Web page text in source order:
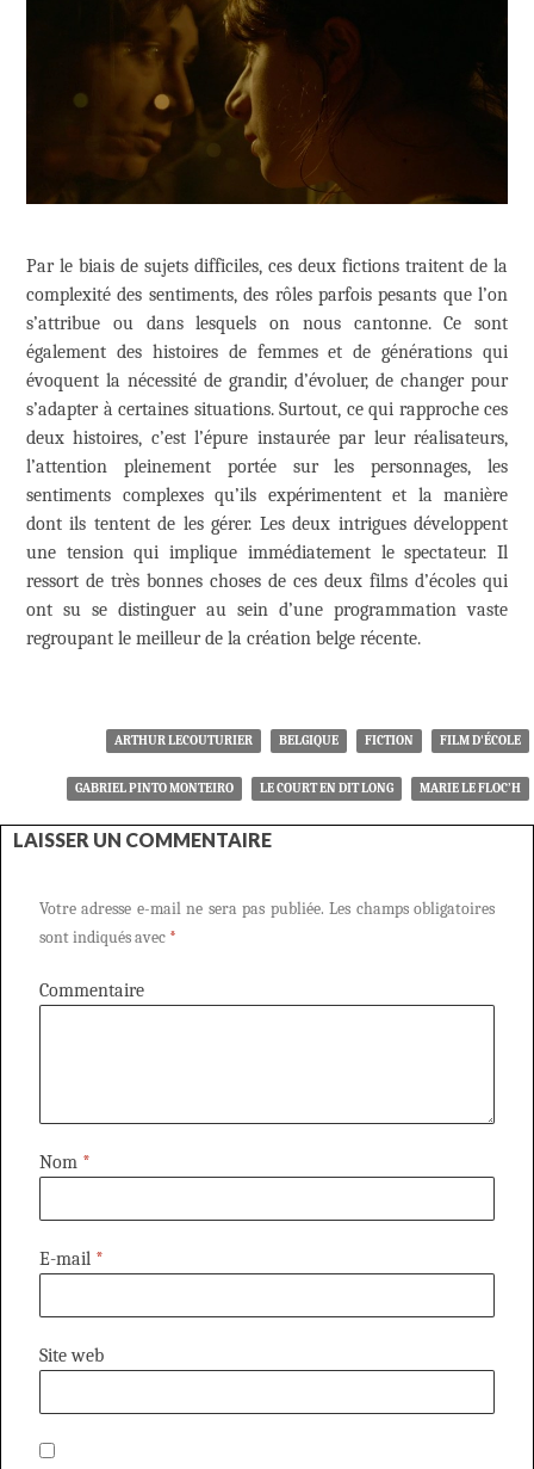
Par le biais de sujets difficiles, ces deux fictions traitent de la
complexité des sentiments, des rôles parfois pesants que l’on
s’attribue ou dans lesquels on nous cantonne. Ce sont
également des histoires de femmes et de générations qui
évoquent la nécessité de grandir, d’évoluer, de changer pour
s’adapter à certaines situations. Surtout, ce qui rapproche ces
deux histoires, c’est l’épure instaurée par leur réalisateurs,
l’attention pleinement portée sur les personnages, les
sentiments complexes qu’ils expérimentent et la manière
dont ils tentent de les gérer. Les deux intrigues développent
une tension qui implique immédiatement le spectateur. Il
ressort de très bonnes choses de ces deux films d’écoles qui
ont su se distinguer au sein d’une programmation vaste
regroupant le meilleur de la création belge récente.
ARTHUR LECOUTURIER BELGIQUE FICTION FILM D'ÉCOLE
GABRIEL PINTO MONTEIRO LE COURT EN DIT LONG MARIE LE FLOC’H
LAISSER UN COMMENTAIRE
Votre adresse e-mail ne sera pas publiée. Les champs obligatoires
sont indiqués avec *
Commentaire
Nom *
E-mail *
Site web